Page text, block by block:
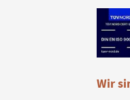
Wir